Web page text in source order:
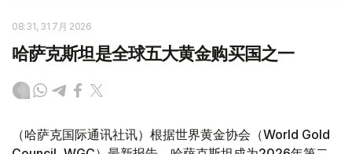
08:31, 31 7月 2026
哈萨克斯坦是全球五大黄金购买国之一
（哈萨克国际通讯社讯）根据世界黄金协会（World Gold